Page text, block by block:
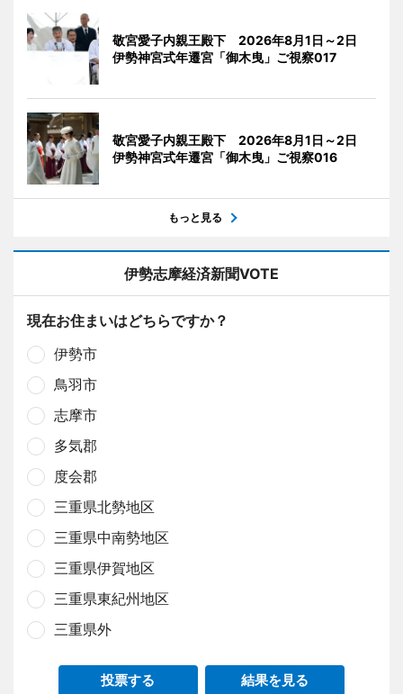
敬宮愛子内親王殿下 2026年8月1日～2日
伊勢神宮式年遷宮「御木曳」ご視察017
敬宮愛子内親王殿下 2026年8月1日～2日
伊勢神宮式年遷宮「御木曳」ご視察016
もっと見る
伊勢志摩経済新聞VOTE
現在お住まいはどちらですか？
伊勢市
鳥羽市
志摩市
多気郡
度会郡
三重県北勢地区
三重県中南勢地区
三重県伊賀地区
三重県東紀州地区
三重県外
投票する 結果を見る